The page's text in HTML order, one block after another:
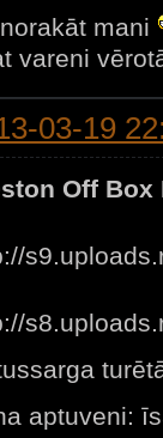
mani
vareni
03-19
Off
aptuveni: